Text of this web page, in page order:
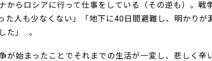
からロシアに行って仕事をしている（その逆も）。戦
た人も少なくない」「地下に40日間避難し、明かりが
た」…。
が始まったことでそれまでの生活が一変し、悲しく辛